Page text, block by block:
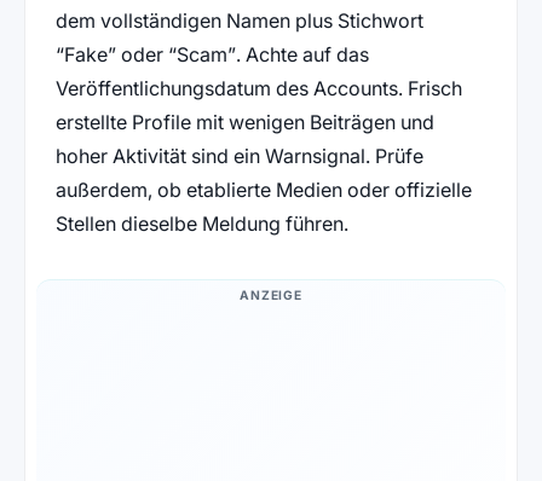
dem vollständigen Namen plus Stichwort
“Fake” oder “Scam”. Achte auf das
Veröffentlichungsdatum des Accounts. Frisch
erstellte Profile mit wenigen Beiträgen und
hoher Aktivität sind ein Warnsignal. Prüfe
außerdem, ob etablierte Medien oder offizielle
Stellen dieselbe Meldung führen.
ANZEIGE